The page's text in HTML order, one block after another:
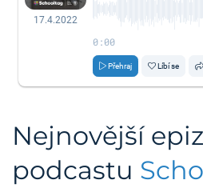
17.4.2022
0:00
Přehraj Líbí se
Nejnovější
podcastu